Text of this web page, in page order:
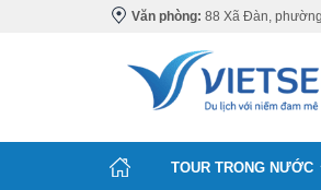
Văn phòng: 88 Xã Đàn,
TOUR TRONG NƯỚC